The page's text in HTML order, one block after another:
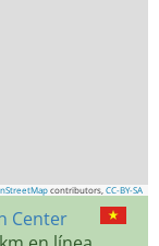
contributors, CC-BY-SA
Center